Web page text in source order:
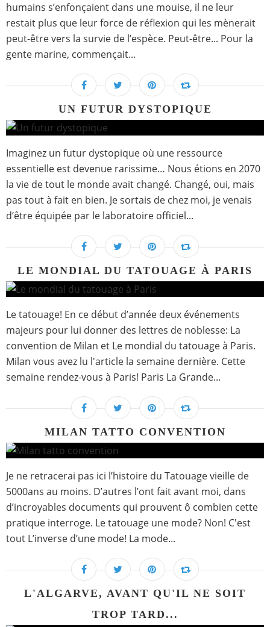
humains s’enfonçaient dans une mouise, il ne leur
restait plus que leur force de réflexion qui les mènerait
peut-être vers la survie de l’espèce. Peut-être... Pour la
gente marine, commençait...
UN FUTUR DYSTOPIQUE
Imaginez un futur dystopique où une ressource
essentielle est devenue rarissime… Nous étions en 2070
la vie de tout le monde avait changé. Changé, oui, mais
pas tout à fait en bien. Je sortais de chez moi, je venais
d’être équipée par le laboratoire officiel...
LE MONDIAL DU TATOUAGE À PARIS
Le tatouage! En ce début d’année deux événements
majeurs pour lui donner des lettres de noblesse: La
convention de Milan et Le mondial du tatouage à Paris.
Milan vous avez lu l'article la semaine dernière. Cette
semaine rendez-vous à Paris! Paris La Grande...
MILAN TATTO CONVENTION
Je ne retracerai pas ici l’histoire du Tatouage vieille de
5000ans au moins. D’autres l’ont fait avant moi, dans
d’incroyables documents qui prouvent ô combien cette
pratique interroge. Le tatouage une mode? Non! C'est
tout L’inverse d’une mode! La mode...
L'ALGARVE, AVANT QU'IL NE SOIT
TROP TARD...